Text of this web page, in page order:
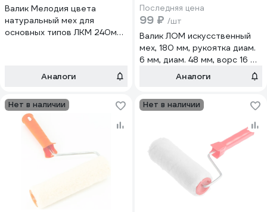
Валик Мелодия цвета
натуральный мех для
основных типов ЛКМ 240мм
Аналоги
Последняя цена
99 ₽ /шт
Валик ЛОМ искусственный
мех, 180 мм, рукоятка диам.
6 мм, диам. 48 мм, ворс 16 мм
Аналоги
Нет в наличии Нет в наличии